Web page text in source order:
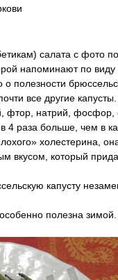
салата с фото
напоминают по
полезности
все другие
фтор, натрий, фосфор,
4 раза больше, чем в
холестерина,
вкусом, который
капусту
полезна зимой.